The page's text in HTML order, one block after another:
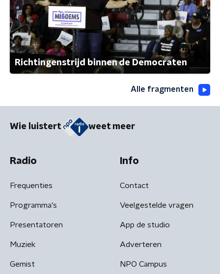
Richtingenstrijd binnen de Democraten
Alle fragmenten
Wie luistert weet meer
Radio
Frequenties
Programma's
Presentatoren
Muziek
Gemist
Info
Contact
Veelgestelde vragen
App de studio
Adverteren
NPO Campus